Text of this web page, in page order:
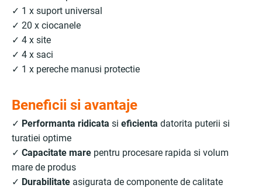
✓ 1 x suport universal
✓ 20 x ciocanele
✓ 4 x site
✓ 4 x saci
✓ 1 x pereche manusi protectie
Beneficii si avantaje
✓ Performanta ridicata si eficienta datorita puterii si
turatiei optime
✓ Capacitate mare pentru procesare rapida si volum
mare de produs
✓ Durabilitate asigurata de componente de calitate